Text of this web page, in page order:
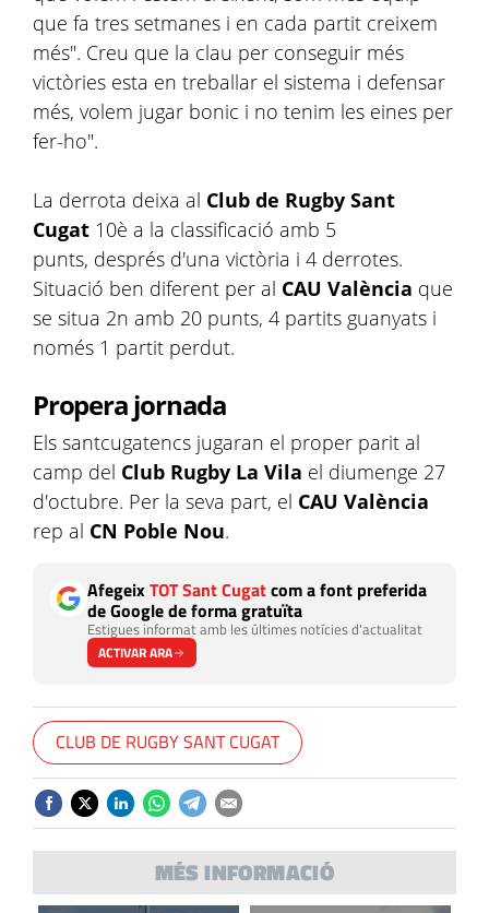
que fa tres setmanes i en cada partit creixem
més". Creu que la clau per conseguir més
victòries esta en treballar el sistema i defensar
més, volem jugar bonic i no tenim les eines per
fer-ho".
La derrota deixa al Club de Rugby Sant
Cugat 10è a la classificació amb 5
punts, després d'una victòria i 4 derrotes.
Situació ben diferent per al CAU València que
se situa 2n amb 20 punts, 4 partits guanyats i
només 1 partit perdut.
Propera jornada
Els santcugatencs jugaran el proper parit al
camp del Club Rugby La Vila el diumenge 27
d'octubre. Per la seva part, el CAU València
rep al CN Poble Nou.
AfegeixTOT Sant Cugatcom a font preferida
de Google de forma gratuïta
Estigues informat amb les últimes notícies d'actualitat
ACTIVAR ARA
CLUB DE RUGBY SANT CUGAT
MÉS INFORMACIÓ